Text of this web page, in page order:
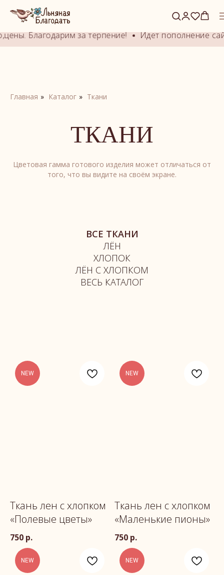
Благодарим за терпение! Идет пополнение
Главная » Каталог » Ткани
ТКАНИ
Цветовая гамма готового изделия может отличаться от
того, что вы видите на своём экране.
ВСЕ ТКАНИ
ЛЁН
ХЛОПОК
ЛЁН С ХЛОПКОМ
ВЕСЬ КАТАЛОГ
NEW
Ткань лен с хлопком
«Полевые цветы»
750 р.
NEW
Ткань лен с хлопком
«Маленькие пионы»
750 р.
NEW NEW